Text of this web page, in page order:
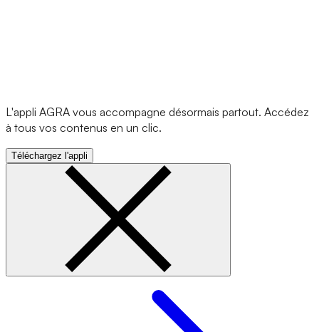
L'appli AGRA vous accompagne désormais partout. Accédez
à tous vos contenus en un clic.
Téléchargez l'appli